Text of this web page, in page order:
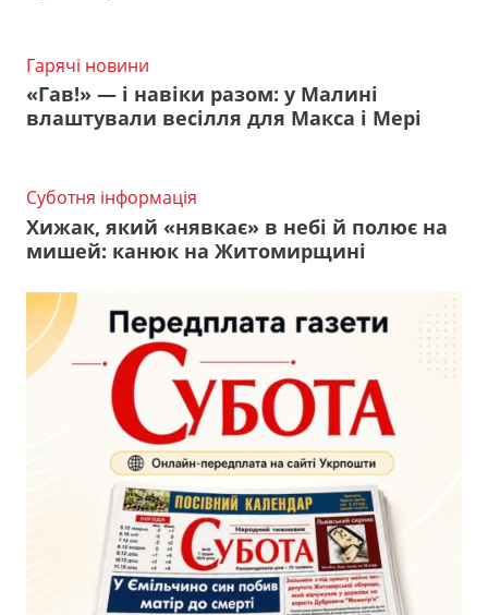
Гарячі новини
«Гав!» — і навіки разом: у Малині
влаштували весілля для Макса і Мері
Суботня інформація
Хижак, який «нявкає» в небі й полює на
мишей: канюк на Житомирщині